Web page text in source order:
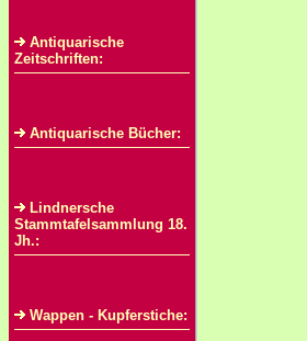
Antiquarische
Zeitschriften:
Antiquarische Bücher:
Lindnersche
Stammtafelsammlung 18.
Jh.:
Wappen - Kupferstiche: